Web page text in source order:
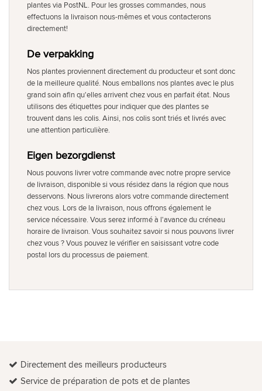
plantes via PostNL. Pour les grosses commandes, nous
effectuons la livraison nous-mêmes et vous contacterons
directement!
De verpakking
Nos plantes proviennent directement du producteur et sont donc
de la meilleure qualité. Nous emballons nos plantes avec le plus
grand soin afin qu'elles arrivent chez vous en parfait état. Nous
utilisons des étiquettes pour indiquer que des plantes se
trouvent dans les colis. Ainsi, nos colis sont triés et livrés avec
une attention particulière.
Eigen bezorgdienst
Nous pouvons livrer votre commande avec notre propre service
de livraison, disponible si vous résidez dans la région que nous
desservons. Nous livrerons alors votre commande directement
chez vous. Lors de la livraison, nous offrons également le
service nécessaire. Vous serez informé à l'avance du créneau
horaire de livraison. Vous souhaitez savoir si nous pouvons livrer
chez vous ? Vous pouvez le vérifier en saisissant votre code
postal lors du processus de paiement.
Directement des meilleurs producteurs
Service de préparation de pots et de plantes